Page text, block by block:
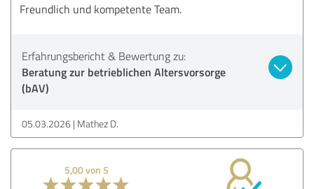
Freundlich und kompetente Team.
Erfahrungsbericht & Bewertung zu:
Beratung zur betrieblichen Altersvorsorge
(bAV)
05.03.2026 Mathez D.
5,00 von 5